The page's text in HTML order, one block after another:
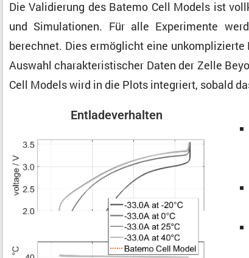
Die Validie­rung des Batemo Cell Models ist
und Simula­tionen. Für alle Experi­mente
berechnet. Dies ermög­licht eine
Auswahl charak­te­ris­ti­scher Daten der Zelle
Cell Models wird in die Plots integriert, sobald
Entla­de­ver­halten